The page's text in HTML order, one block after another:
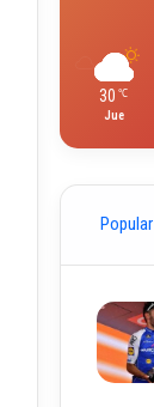
30 ℃
Jue
Popular